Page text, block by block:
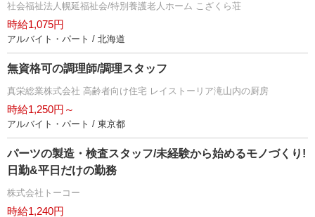
社会福祉法人幌延福祉会/特別養護老人ホーム こざくら荘
時給1,075円
アルバイト・パート / 北海道
無資格可の調理師/調理スタッフ
真栄総業株式会社 高齢者向け住宅 レイストーリア滝山内の厨房
時給1,250円～
アルバイト・パート / 東京都
パーツの製造・検査スタッフ/未経験から始めるモノづくり!
日勤&平日だけの勤務
株式会社トーコー
時給1,240円